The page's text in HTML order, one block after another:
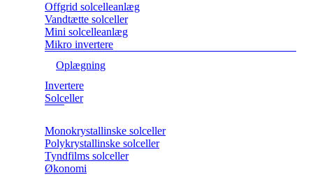
Offgrid solcelleanlæg
Vandtætte solceller
Mini solcelleanlæg
Mikro invertere
Oplægning
Invertere
Solceller
Monokrystallinske solceller
Polykrystallinske solceller
Tyndfilms solceller
Økonomi